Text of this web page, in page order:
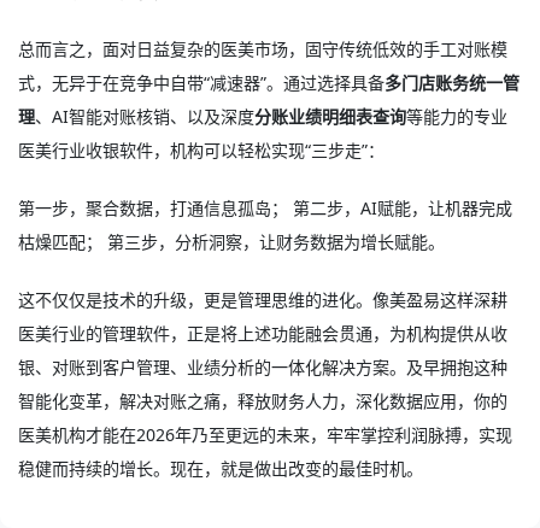
总而言之，面对日益复杂的医美市场，固守传统低效的手工对账模
式，无异于在竞争中自带“减速器”。通过选择具备多门店账务统一管
理、AI智能对账核销、以及深度分账业绩明细表查询等能力的专业
医美行业收银软件，机构可以轻松实现“三步走”：
第一步，聚合数据，打通信息孤岛； 第二步，AI赋能，让机器完成
枯燥匹配； 第三步，分析洞察，让财务数据为增长赋能。
这不仅仅是技术的升级，更是管理思维的进化。像美盈易这样深耕
医美行业的管理软件，正是将上述功能融会贯通，为机构提供从收
银、对账到客户管理、业绩分析的一体化解决方案。及早拥抱这种
智能化变革，解决对账之痛，释放财务人力，深化数据应用，你的
医美机构才能在2026年乃至更远的未来，牢牢掌控利润脉搏，实现
稳健而持续的增长。现在，就是做出改变的最佳时机。